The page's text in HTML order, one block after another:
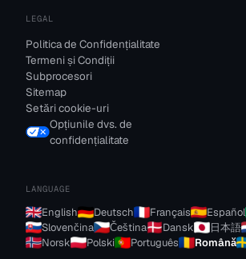
LEGAL
Politica de Confidențialitate
Termeni și Condiții
Subprocesori
Sitemap
Setări cookie-uri
Opțiunile dvs. de
confidențialitate
LANGUAGE
English Deutsch Français Español
Slovenčina
Čeština Dansk 日本語
Norsk
Polski Português Română